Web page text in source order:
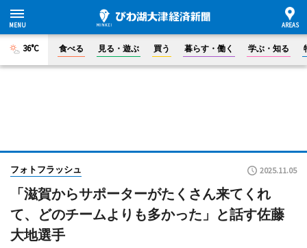
36°C 食べる 見る・遊ぶ 買う 暮らす・働く 学ぶ・知る
フォトフラッシュ 2025.11.05
「滋賀からサポーターがたくさん来てくれ
て、どのチームよりも多かった」と話す佐藤
大地選手